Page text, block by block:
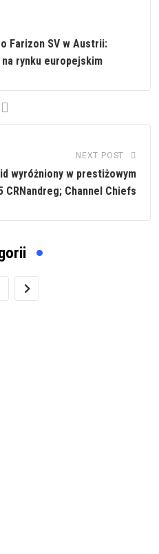
Farizon SV w Austrii:
rynku europejskim
NEXT POST
wyróżniony w prestiżowym
CRNandreg; Channel Chiefs